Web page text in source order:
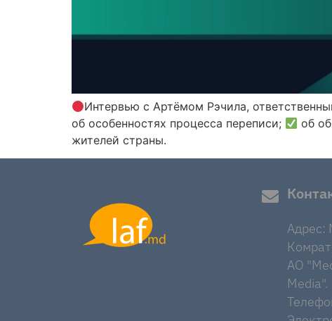
Интервью с Артёмом Рэчила,
об особенностях процесса переписи;
об
жителей страны.
Адрес:
AO
Media".